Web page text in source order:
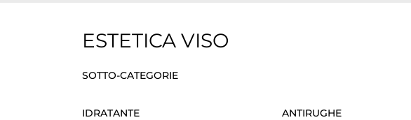
ESTETICA VISO
SOTTO-CATEGORIE
IDRATANTE ANTIRUGHE